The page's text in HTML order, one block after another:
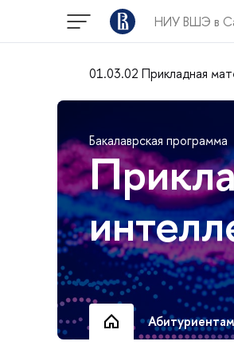
НИУ ВШЭ в
01.03.02 Прикладная
Бакалаврская программа
Абитуриентам